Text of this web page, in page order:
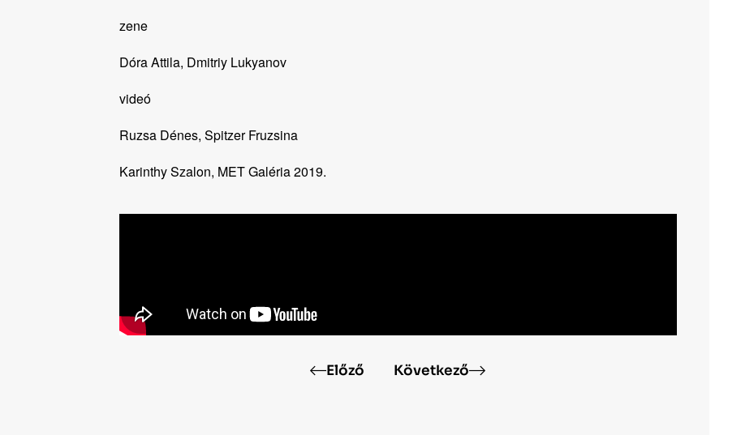
zene
Dóra Attila, Dmitriy Lukyanov
videó
Ruzsa Dénes, Spitzer Fruzsina
Karinthy Szalon, MET Galéria 2019.
Előző Következő